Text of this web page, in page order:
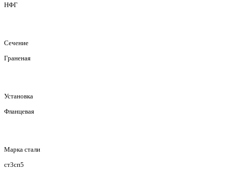
НФГ
Сечение
Граненая
Установка
Фланцевая
Марка стали
ст3сп5